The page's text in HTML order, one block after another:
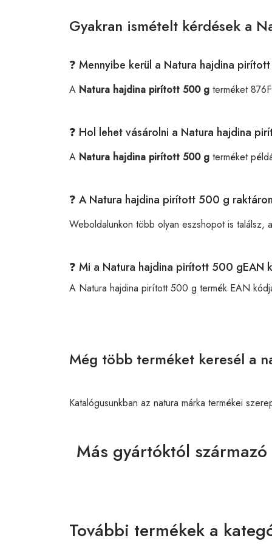
Gyakran ismételt kérdések a
❓ Mennyibe kerül a Natura hajdina
A Natura hajdina pirított 500 g terméket
❓ Hol lehet vásárolni a Natura hajdina
A Natura hajdina pirított 500 g terméket
❓ A Natura hajdina pirított 500 g
Weboldalunkon több olyan eszshopot is találsz,
❓ Mi a Natura hajdina pirított 500 gEAN
A Natura hajdina pirított 500 g termék EAN
Még több terméket keresél a
Katalógusunkban az natura márka termékei
Más gyártóktól származó
További termékek a